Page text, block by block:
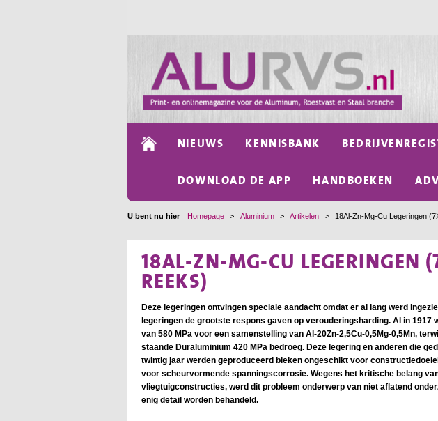
NIEUWS KENNISBANK
DOWNLOAD DE APP HANDBOEKEN
U bent nu hier Homepage > Aluminium > Artikelen > 18Al-Zn-Mg-Cu Legeringen
18AL-ZN-MG-CU LEGERINGEN
REEKS)
Deze legeringen ontvingen speciale aandacht omdat er al lang werd
legeringen de grootste respons gaven op verouderingsharding. Al in 1917
van 580 MPa voor een samenstelling van Al-20Zn-2,5Cu-0,5Mg-0,5Mn,
staande Duraluminium 420 MPa bedroeg. Deze legering en anderen die
twintig jaar werden geproduceerd bleken ongeschikt voor
voor scheurvormende spanningscorrosie. Wegens het kritische belang
vliegtuigconstructies, werd dit probleem onderwerp van niet aflatend
enig detail worden behandeld.